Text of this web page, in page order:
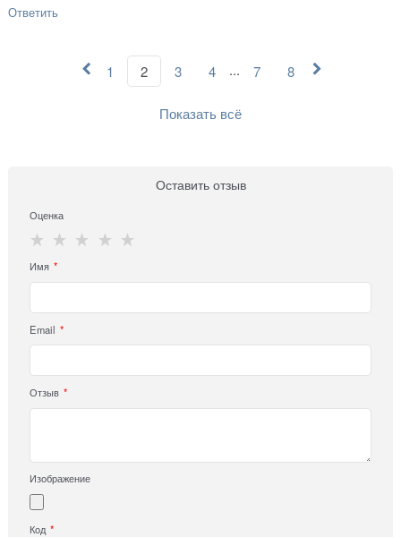
Ответить
1 2 3 4 ... 7 8
Показать всё
Оставить отзыв
Оценка
Имя
Email
Отзыв
Изображение
Код